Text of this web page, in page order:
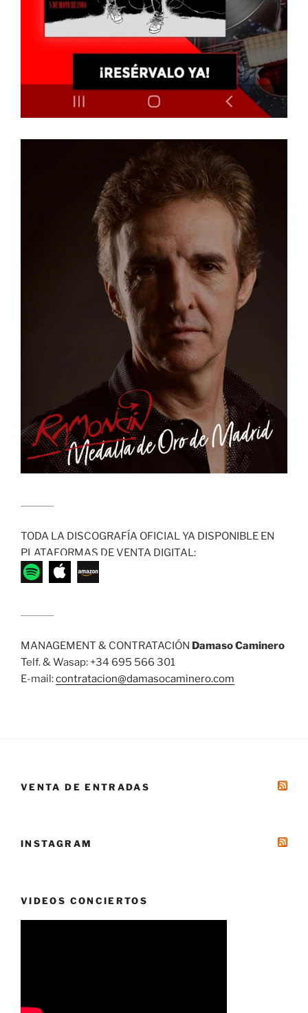
TODA LA DISCOGRAFÍA OFICIAL YA DISPONIBLE EN
PLATAFORMAS DE VENTA DIGITAL:
MANAGEMENT & CONTRATACIÓN Damaso Caminero
Telf. & Wasap: +34 695 566 301
E-mail:contratacion@damasocaminero.com
VENTA DE ENTRADAS
INSTAGRAM
VIDEOS CONCIERTOS